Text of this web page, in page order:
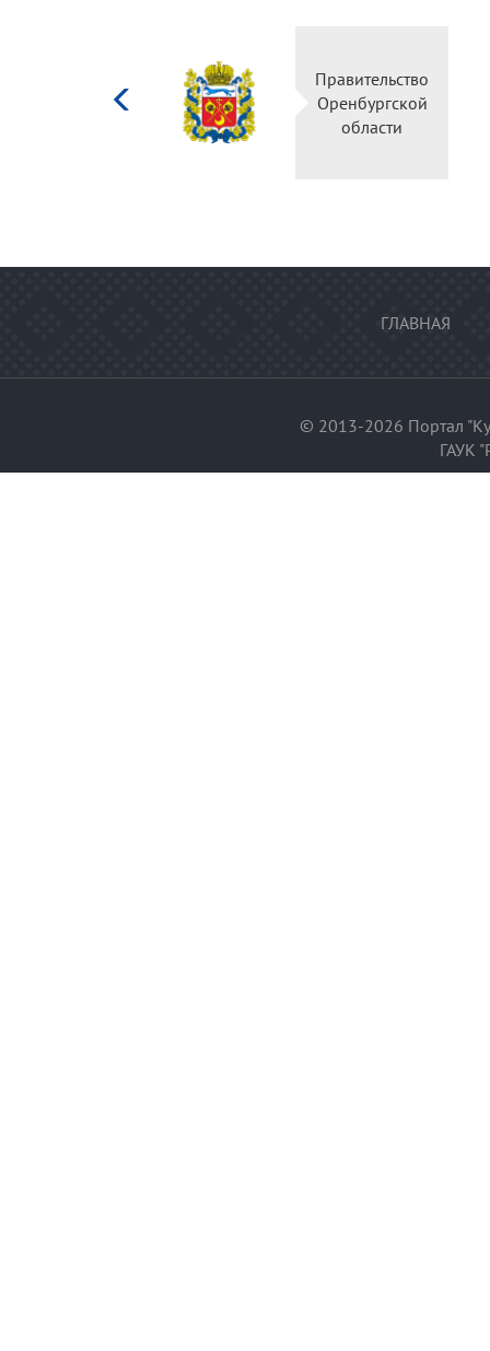
Правительство
Оренбургской
области
ГЛАВНАЯ
© 2013-2026 Портал
ГАУК